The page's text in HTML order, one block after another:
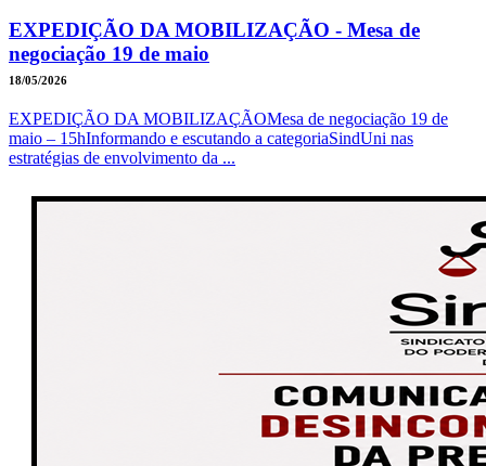
EXPEDIÇÃO DA MOBILIZAÇÃO - Mesa de
negociação 19 de maio
18/05/2026
EXPEDIÇÃO DA MOBILIZAÇÃOMesa de negociação 19 de
maio – 15hInformando e escutando a categoriaSindUni nas
estratégias de envolvimento da ...